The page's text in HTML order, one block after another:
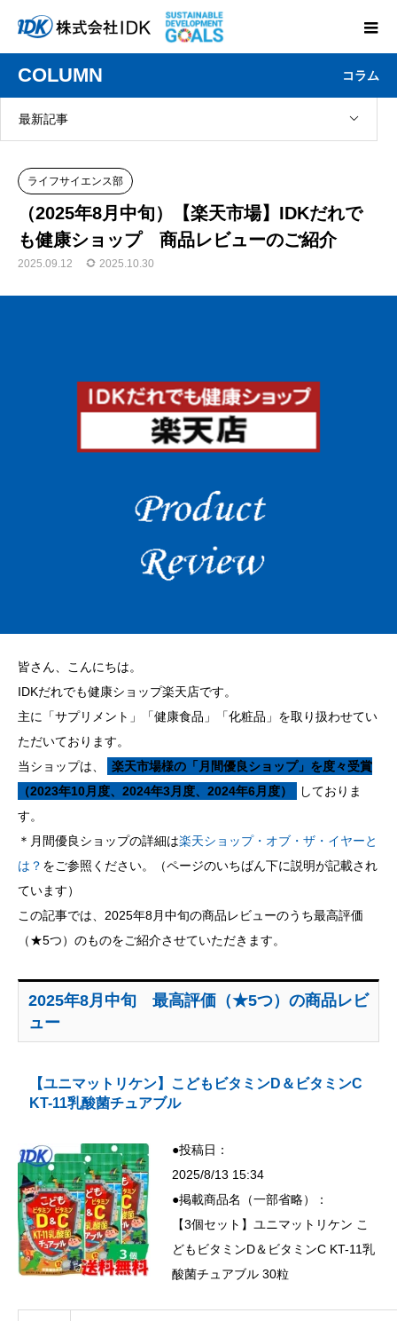
COLUMN コラム
最新記事
ライフサイエンス部
（2025年8月中旬）【楽天市場】IDKだれで
も健康ショップ 商品レビューのご紹介
2025.09.12 2025.10.30
皆さん、こんにちは。
IDKだれでも健康ショップ楽天店です。
主に「サプリメント」「健康食品」「化粧品」を取り扱わせてい
ただいております。
当ショップは、
楽天市場様の「月間優良ショップ」を度々受賞
（2023年10月度、2024年3月度、2024年6月度）
しておりま
す。
＊月間優良ショップの詳細は楽天ショップ・オブ・ザ・イヤーと
は？ をご参照ください。（ページのいちばん下に説明が記載され
ています）
この記事では、2025年8月中旬の商品レビューのうち最高評価
（★5つ）のものをご紹介させていただきます。
2025年8月中旬 最高評価（★5つ）の商品レビ
ュー
【ユニマットリケン】こどもビタミンD＆ビタミンC
KT-11乳酸菌チュアブル
●投稿日：
2025/8/13 15:34
●掲載商品名（一部省略）：
【3個セット】ユニマットリケン こ
どもビタミンD＆ビタミンC KT-11乳
酸菌チュアブル 30粒